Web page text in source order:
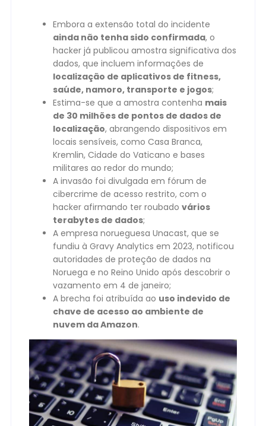
Embora a extensão total do incidente
ainda não tenha sido confirmada, o
hacker já publicou amostra significativa dos
dados, que incluem informações de
localização de aplicativos de fitness,
saúde, namoro, transporte e jogos;
Estima-se que a amostra contenha mais
de 30 milhões de pontos de dados de
localização, abrangendo dispositivos em
locais sensíveis, como Casa Branca,
Kremlin, Cidade do Vaticano e bases
militares ao redor do mundo;
A invasão foi divulgada em fórum de
cibercrime de acesso restrito, com o
hacker afirmando ter roubado vários
terabytes de dados;
A empresa norueguesa Unacast, que se
fundiu à Gravy Analytics em 2023, notificou
autoridades de proteção de dados na
Noruega e no Reino Unido após descobrir o
vazamento em 4 de janeiro;
A brecha foi atribuída ao uso indevido de
chave de acesso ao ambiente de
nuvem da Amazon.